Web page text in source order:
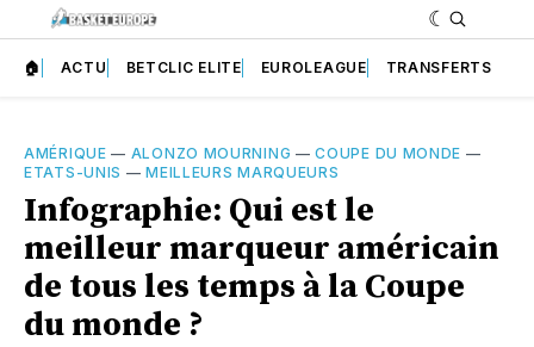
🏠 ACTU BETCLIC ELITE EUROLEAGUE TRANSFERTS
AMÉRIQUE — ALONZO MOURNING —COUPE DU MONDE —
ETATS-UNIS —MEILLEURS MARQUEURS
Infographie: Qui est le
meilleur marqueur américain
de tous les temps à la Coupe
du monde ?